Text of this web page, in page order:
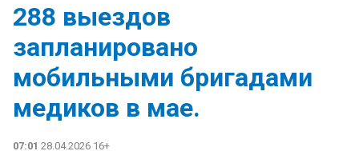
288 выездов
запланировано
мобильными бригадами
медиков в мае.
07:01 28.04.2026 16+